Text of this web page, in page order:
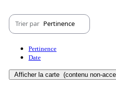
Trier par Pertinence
Pertinence
Date
Afficher la carte (contenu non-